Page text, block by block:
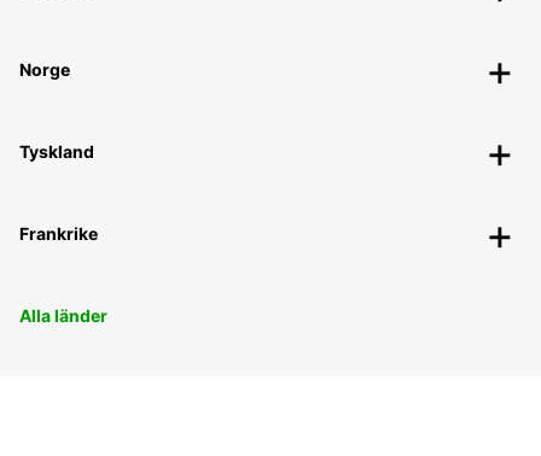
Norge
Tyskland
Frankrike
Alla länder